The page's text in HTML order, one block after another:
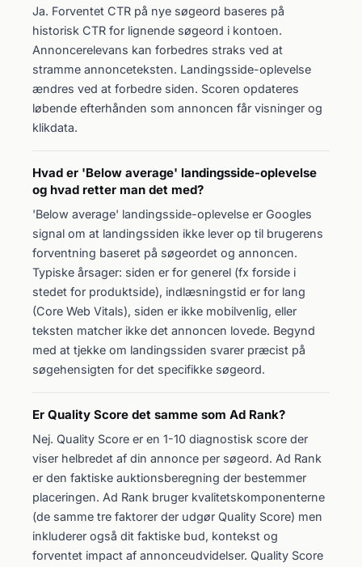
Ja. Forventet CTR på nye søgeord baseres på
historisk CTR for lignende søgeord i kontoen.
Annoncerelevans kan forbedres straks ved at
stramme annonceteksten. Landingsside-oplevelse
ændres ved at forbedre siden. Scoren opdateres
løbende efterhånden som annoncen får visninger og
klikdata.
Hvad er 'Below average' landingsside-oplevelse
og hvad retter man det med?
'Below average' landingsside-oplevelse er Googles
signal om at landingssiden ikke lever op til brugerens
forventning baseret på søgeordet og annoncen.
Typiske årsager: siden er for generel (fx forside i
stedet for produktside), indlæsningstid er for lang
(Core Web Vitals), siden er ikke mobilvenlig, eller
teksten matcher ikke det annoncen lovede. Begynd
med at tjekke om landingssiden svarer præcist på
søgehensigten for det specifikke søgeord.
Er Quality Score det samme som Ad Rank?
Nej. Quality Score er en 1-10 diagnostisk score der
viser helbredet af din annonce per søgeord. Ad Rank
er den faktiske auktionsberegning der bestemmer
placeringen. Ad Rank bruger kvalitetskomponenterne
(de samme tre faktorer der udgør Quality Score) men
inkluderer også dit faktiske bud, kontekst og
forventet impact af annonceudvidelser. Quality Score